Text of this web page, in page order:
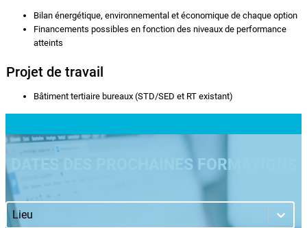
Bilan énergétique, environnemental et économique de chaque option
Financements possibles en fonction des niveaux de performance
atteints
Projet de travail
Bâtiment tertiaire bureaux (STD/SED et RT existant)
DATES DES PROCHAINES FORMATIONS
Formations-lieu
Sélectionnez le contenu